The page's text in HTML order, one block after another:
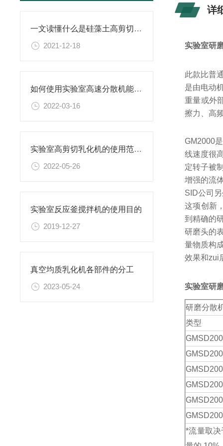
一文读懂什么是硅藻土高剪切乳化机以及该设备具有哪些优势？
2021-12-18
如何使用实验室高速分散机能保证其良好工作状态？
2022-03-16
实验室高剪切乳化机的使用范围及结构特点
2022-05-26
实验室反应釜搅拌机的使用目的
2019-12-27
真空均质乳化机各部件的分工
2023-05-24
详
实验室研
此款比普
是由电动
重量或外
擦力、高
GM2000
线速度很
定转子被
增强的流
SID公司
这项创新
到精确的
研磨头的
量物质构
效果和zui
实验室研
研磨分散
类型
GMSD
GMSD
GMSD
GMSD
GMSD
GMSD
*流量取